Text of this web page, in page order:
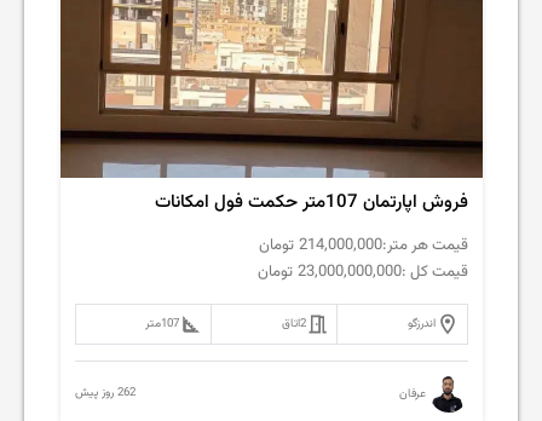
فروش اپارتمان 107متر حکمت فول امکانات
قیمت هر متر:214,000,000 تومان
قیمت کل :23,000,000,000 تومان
اندرزگو 2اتاق 107متر
عرفان 262 روز پیش